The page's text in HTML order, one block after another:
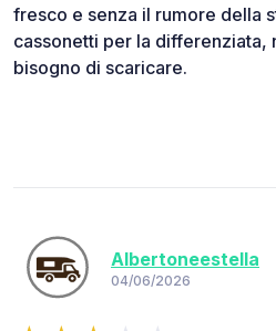
fresco e senza il rumore della
cassonetti per la differenziata,
bisogno di scaricare.
Albertoneestella
04/06/2026